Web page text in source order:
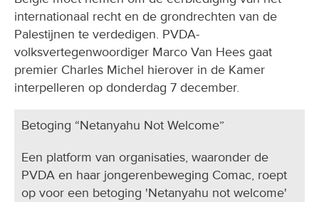
internationaal recht en de grondrechten van de
Palestijnen te verdedigen. PVDA-
volksvertegenwoordiger Marco Van Hees gaat
premier Charles Michel hierover in de Kamer
interpelleren op donderdag 7 december.
Betoging “Netanyahu Not Welcome”
Een platform van organisaties, waaronder de
PVDA en haar jongerenbeweging Comac, roept
op voor een betoging 'Netanyahu not welcome'